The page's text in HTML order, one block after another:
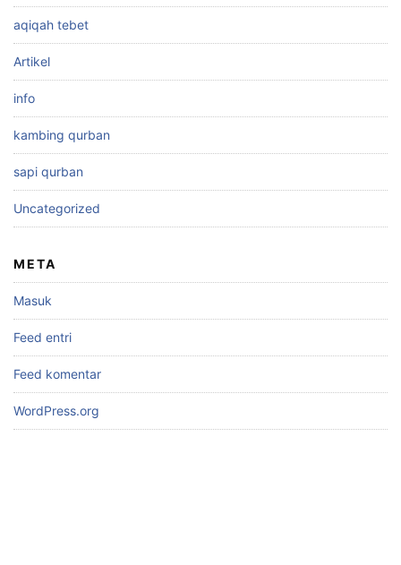
aqiqah tebet
Artikel
info
kambing qurban
sapi qurban
Uncategorized
META
Masuk
Feed entri
Feed komentar
WordPress.org